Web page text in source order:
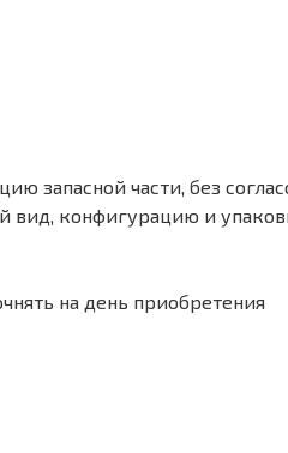
запасной части, без
конфигурацию и
на день приобретения